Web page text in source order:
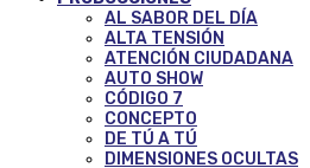
AL SABOR DEL DÍA
ALTA TENSIÓN
ATENCIÓN CIUDADANA
AUTO SHOW
CÓDIGO 7
CONCEPTO
DE TÚ A TÚ
DIMENSIONES OCULTAS